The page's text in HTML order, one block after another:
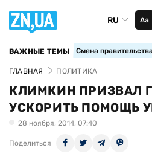
RU Аа
ВАЖНЫЕ ТЕМЫ Смена
ГЛАВНАЯ ПОЛИТИКА
КЛИМКИН ПРИЗВАЛ
УСКОРИТЬ ПОМОЩЬ
28 ноября, 2014, 07:40
Поделиться